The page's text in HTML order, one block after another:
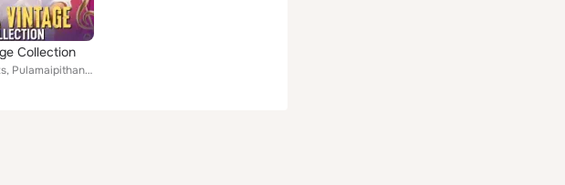
Collection
Various Artists, Pulamaipithan, Palani Bharathi, Deva, S. P. Balasubrahmanyam, P. Unnikrishnan, Kalidasan, Vairamuthu, Hariharan...